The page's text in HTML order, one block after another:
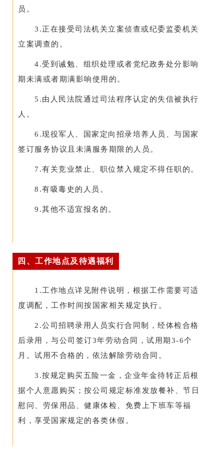
员。
3.正在接受司法机关立案侦查或纪委监委机关
立案调查的。
4.受到诫勉、组织处理或者党纪政务处分影响
期未满或者期满影响使用的。
5.由人民法院通过司法程序认定的失信被执行
人。
6.现役军人、国家定向招录培养人员、与国家
签订服务协议且未满服务期限的人员。
7.有关竞业禁止、职位禁入规定不得任职的。
8.有吸毒史的人员。
9.其他不适宜报名的。
四、工作地点及待遇福利
1.工作地点详见附件说明，根据工作需要可适
度调配，工作时间按国家相关规定执行。
2.公司招聘录用人员实行合同制，经体检合格
后录用，与公司签订3年劳动合同，试用期3-6个
月。试用不合格的，依法解除劳动合同。
3.按规定购买五险一金，企业年金待转正后根
据个人意愿购买；按公司规定标准发放餐补、节日
慰问、劳保用品、健康体检、免费上下班车等福
利，享受国家规定的各类休假。